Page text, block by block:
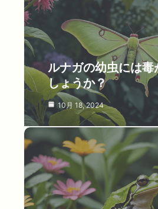
ルナガの幼虫には毒
しょうか？
10月 18, 2024